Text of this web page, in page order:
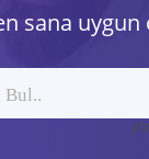
sana